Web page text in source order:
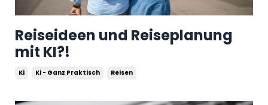
Reiseideen und Reiseplanung
mit KI?!
Ki Ki - Ganz Praktisch Reisen